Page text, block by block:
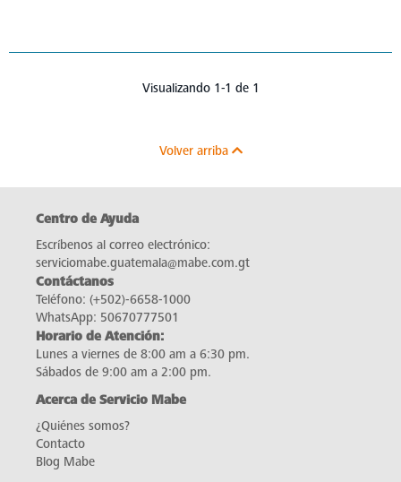
Visualizando 1-1 de 1
Volver arriba
Centro de Ayuda
Escríbenos al correo electrónico:
serviciomabe.guatemala@mabe.com.gt
Contáctanos
Teléfono: (+502)-6658-1000
WhatsApp: 50670777501
Horario de Atención:
Lunes a viernes de 8:00 am a 6:30 pm.
Sábados de 9:00 am a 2:00 pm.
Acerca de Servicio Mabe
¿Quiénes somos?
Contacto
Blog Mabe